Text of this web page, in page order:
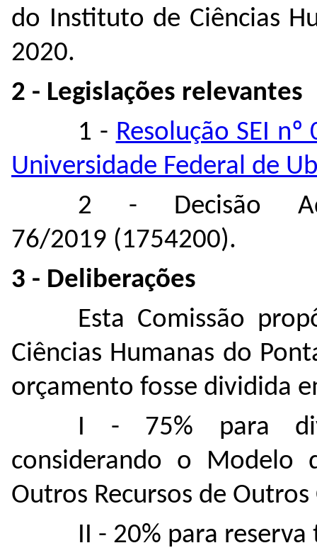
do Instituto de Ciências
2020.
2 - Legislações relevantes
1 - Resolução SEI
Universidade Federal de
2 - Decisão
76/2019 (1754200).
3 - Deliberações
Esta Comissão
Ciências Humanas do
orçamento fosse dividida
I - 75% para
considerando o Modelo
Outros Recursos de
II - 20% para